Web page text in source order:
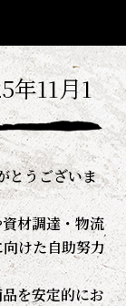
年11月1
とうございま
材調達・物流
けた自助努力
を安定的にお